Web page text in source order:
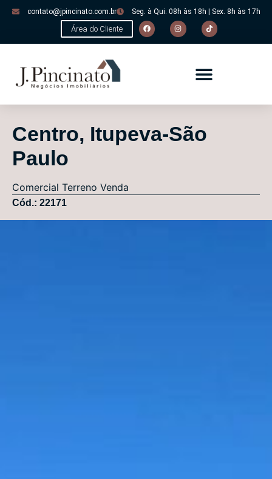
contato@jpincinato.com.br Seg. à Qui. 08h às 18h | Sex. 8h às 17h
Área do Cliente
Centro, Itupeva-São
Paulo
Comercial Terreno Venda
Cód.: 22171